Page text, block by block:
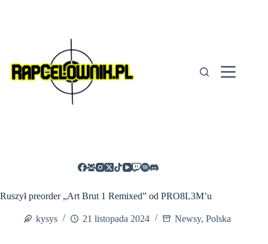
Ruszył preorder „Art Brut 1 Remixed” od PRO8L3M’u
kysys 21 listopada 2024 Newsy, Polska